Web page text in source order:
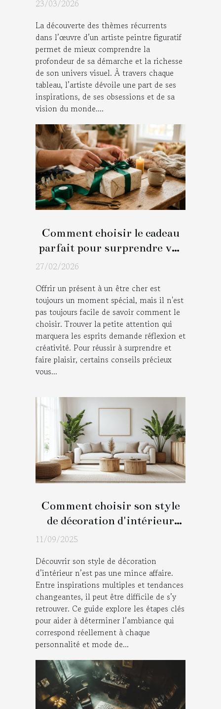
23/03/2026
La découverte des thèmes récurrents
dans l’œuvre d’un artiste peintre figuratif
permet de mieux comprendre la
profondeur de sa démarche et la richesse
de son univers visuel. À travers chaque
tableau, l’artiste dévoile une part de ses
inspirations, de ses obsessions et de sa
vision du monde....
Comment choisir le cadeau
parfait pour surprendre vos
27/02/2026
Offrir un présent à un être cher est
toujours un moment spécial, mais il n'est
pas toujours facile de savoir comment le
choisir. Trouver la petite attention qui
marquera les esprits demande réflexion et
créativité. Pour réussir à surprendre et
faire plaisir, certains conseils précieux
vous...
Comment choisir son style
de décoration d'intérieur
11/09/2025
Découvrir son style de décoration
d’intérieur n’est pas une mince affaire.
Entre inspirations multiples et tendances
changeantes, il peut être difficile de s’y
retrouver. Ce guide explore les étapes clés
pour aider à déterminer l’ambiance qui
correspond réellement à chaque
personnalité et mode de...